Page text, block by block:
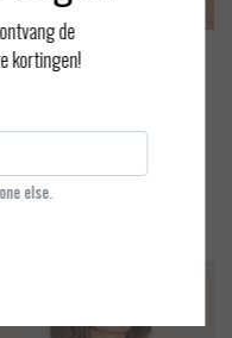
Marie Jo
n - One Size
de
kortingen!
else.